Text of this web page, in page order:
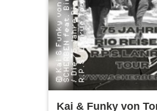
Kai & Funky von